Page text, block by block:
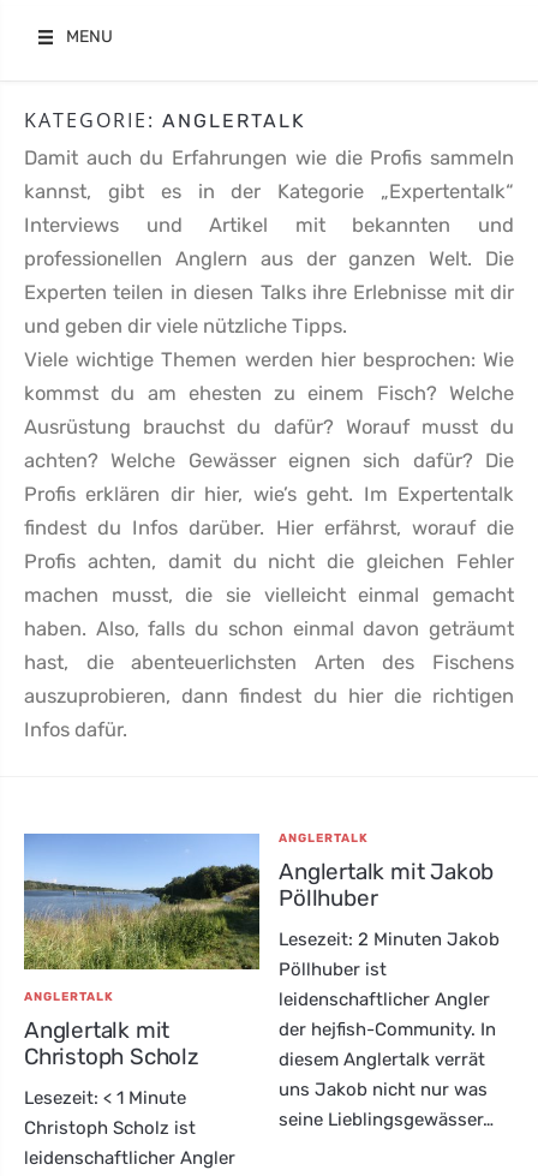
MENU
KATEGORIE: ANGLERTALK
Damit auch du Erfahrungen wie die Profis sammeln
kannst, gibt es in der Kategorie „Expertentalk“
Interviews und Artikel mit bekannten und
professionellen Anglern aus der ganzen Welt. Die
Experten teilen in diesen Talks ihre Erlebnisse mit dir
und geben dir viele nützliche Tipps.
Viele wichtige Themen werden hier besprochen: Wie
kommst du am ehesten zu einem Fisch? Welche
Ausrüstung brauchst du dafür? Worauf musst du
achten? Welche Gewässer eignen sich dafür? Die
Profis erklären dir hier, wie’s geht. Im Expertentalk
findest du Infos darüber. Hier erfährst, worauf die
Profis achten, damit du nicht die gleichen Fehler
machen musst, die sie vielleicht einmal gemacht
haben. Also, falls du schon einmal davon geträumt
hast, die abenteuerlichsten Arten des Fischens
auszuprobieren, dann findest du hier die richtigen
Infos dafür.
ANGLERTALK
Anglertalk mit
Christoph Scholz
Lesezeit: < 1 Minute
Christoph Scholz ist
leidenschaftlicher Angler
ANGLERTALK
Anglertalk mit Jakob
Pöllhuber
Lesezeit: 2 Minuten Jakob
Pöllhuber ist
leidenschaftlicher Angler
der hejfish-Community. In
diesem Anglertalk verrät
uns Jakob nicht nur was
seine Lieblingsgewässer…